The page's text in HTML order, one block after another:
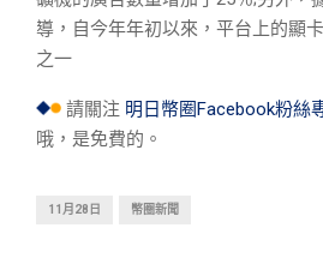
導，自今年年初以來，平台上的顯
之一
請關注 明日幣圈Facebook粉絲
哦，是免費的。
11月28日 幣圈新聞